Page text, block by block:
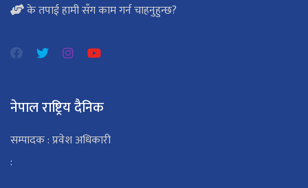
के तपाई हामी सँग काम गर्न चाहनुहुन्छ?
नेपाल राष्ट्रिय दैनिक
सम्पादक : प्रवेश अधिकारी
: